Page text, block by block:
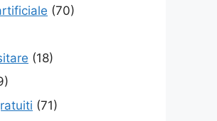
(70)
(18)
(71)